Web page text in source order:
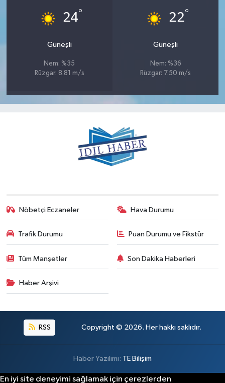
24°
Güneşli
Nem: %35
Rüzgar: 8.81 m/s
22°
Güneşli
Nem: %36
Rüzgar: 7.50 m/s
Nöbetçi Eczaneler Hava Durumu
Trafik Durumu Puan Durumu ve Fikstür
Tüm Manşetler Son Dakika Haberleri
Haber Arşivi
RSS Copyright © 2026. Her hakkı saklıdır.
Haber Yazılımı: TE Bilişim
En iyi site deneyimi sağlamak için çerezlerden